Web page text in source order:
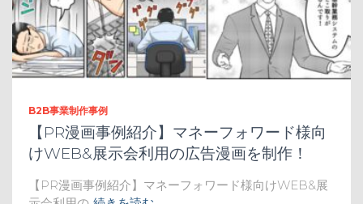
B2B事業制作事例
【PR漫画事例紹介】マネーフォワード様向
けWEB&展示会利用の広告漫画を制作！
【PR漫画事例紹介】マネーフォワード様向けWEB&展